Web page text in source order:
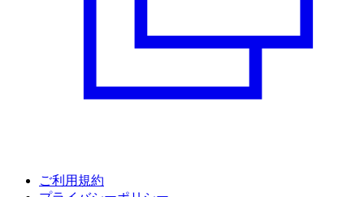
ご利用規約